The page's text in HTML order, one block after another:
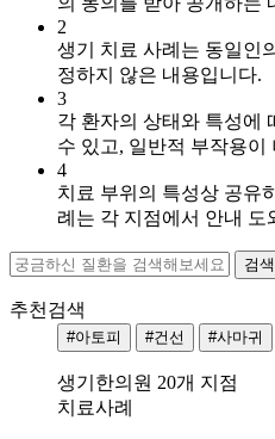
에
물
집
2
생기 치료 사례는 동일인
정하지 않은 내용입니다.
3
각 환자의 상태와 특성에
수 있고, 일반적 부작용이
4
치료 부위의 특성상 공유
례는 각 지점에서 안내 도
추천검색
#아토피 #건선 #사마귀
생기한의원 20개 지점
치료사례